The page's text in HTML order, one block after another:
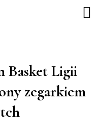
Basket Ligii
zegarkiem